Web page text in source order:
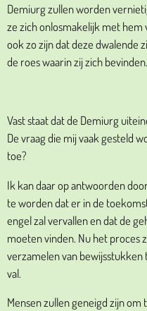
Demiurg zullen worden
ze zich onlosmakelijk met
ook zo zijn dat deze dwalende
de roes waarin zij zich bevinden.
Vast staat dat de Demiurg
De vraag die mij vaak gesteld
toe?
Ik kan daar op antwoorden
te worden dat er in de
engel zal vervallen en dat de
moeten vinden. Nu het proces
verzamelen van
val.
Mensen zullen geneigd zijn